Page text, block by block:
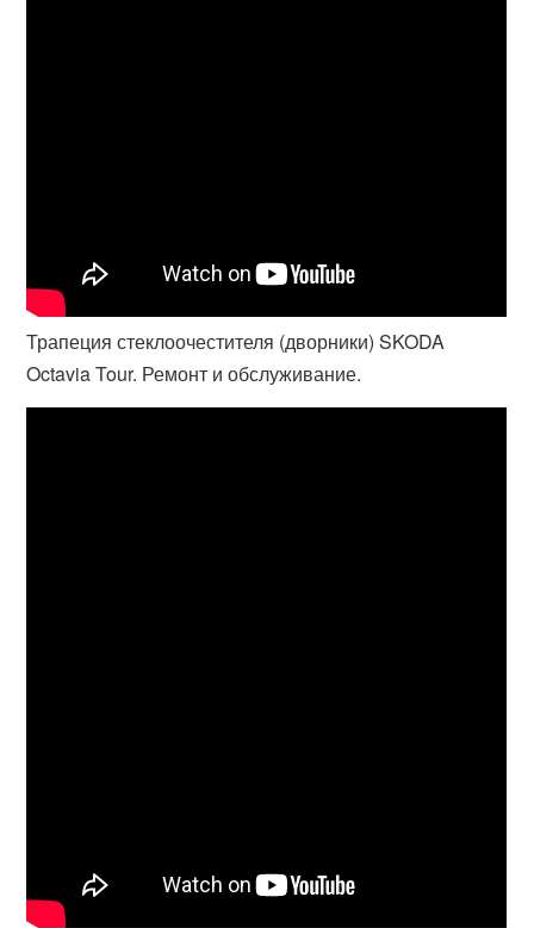
Трапеция стеклоочестителя (дворники) SKODA
Octavia Tour. Ремонт и обслуживание.